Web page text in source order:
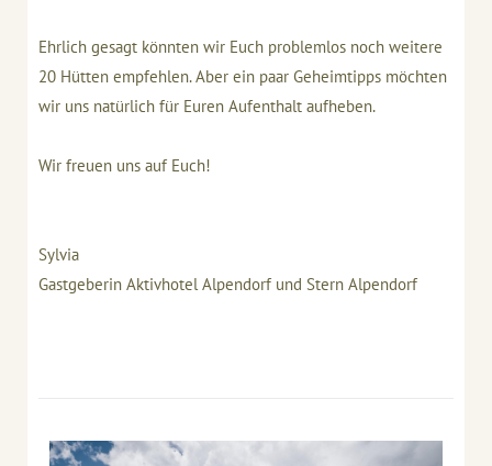
Ehrlich gesagt könnten wir Euch problemlos noch weitere
20 Hütten empfehlen. Aber ein paar Geheimtipps möchten
wir uns natürlich für Euren Aufenthalt aufheben.
Wir freuen uns auf Euch!
Sylvia
Gastgeberin Aktivhotel Alpendorf und Stern Alpendorf